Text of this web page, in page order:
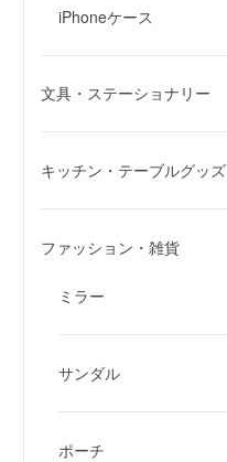
iPhoneケース
文具・ステーショナリー
キッチン・テーブルグッズ
ファッション・雑貨
ミラー
サンダル
ポーチ